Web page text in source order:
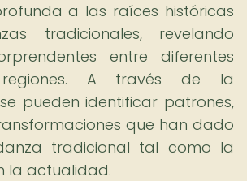
a las raíces históricas
tradicionales, revelando
entre diferentes
A través de la
pueden identificar patrones,
que han dado
tradicional tal como la
la actualidad.